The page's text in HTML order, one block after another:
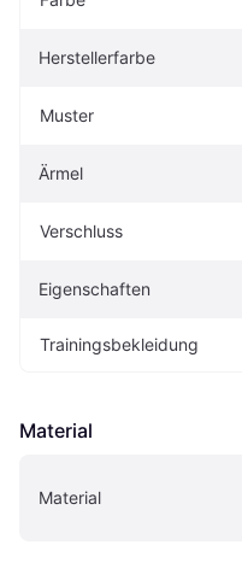
Herstellerfarbe
Muster
Ärmel
Verschluss
Eigenschaften
Trainingsbekleidung
Material
Material